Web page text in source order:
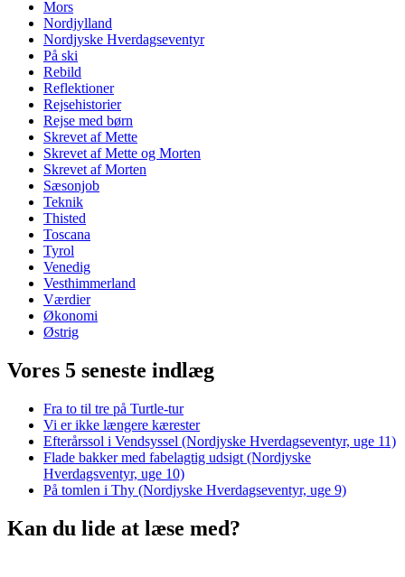
Mors
Nordjylland
Nordjyske Hverdagseventyr
På ski
Rebild
Reflektioner
Rejsehistorier
Rejse med børn
Skrevet af Mette
Skrevet af Mette og Morten
Skrevet af Morten
Sæsonjob
Teknik
Thisted
Toscana
Tyrol
Venedig
Vesthimmerland
Værdier
Økonomi
Østrig
Vores 5 seneste indlæg
Fra to til tre på Turtle-tur
Vi er ikke længere kærester
Efterårssol i Vendsyssel (Nordjyske Hverdagseventyr, uge 11)
Flade bakker med fabelagtig udsigt (Nordjyske
Hverdagsventyr, uge 10)
På tomlen i Thy (Nordjyske Hverdagseventyr, uge 9)
Kan du lide at læse med?